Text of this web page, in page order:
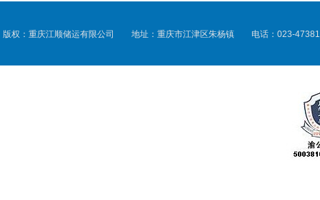
版权：重庆江顺储运有限公司 地址：重庆市江津区朱杨镇 电话：023-